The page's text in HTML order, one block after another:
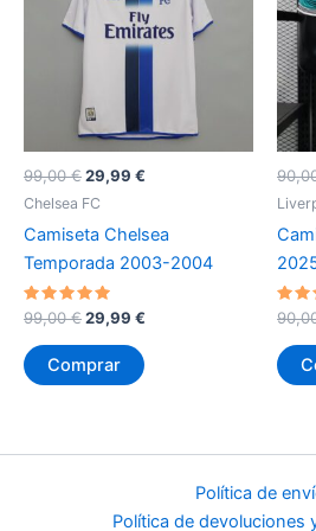
99,00€El
precio
original
era:
99,00 €.
29,99 €
es:
29,99 €.
Chelsea FC
Camiseta Chelsea
Temporada 2003-2004
Valorado
con
de 5
99,00€El
original
era:
29,99 €
Comprar
con
de 5
Política de
Política de devoluciones